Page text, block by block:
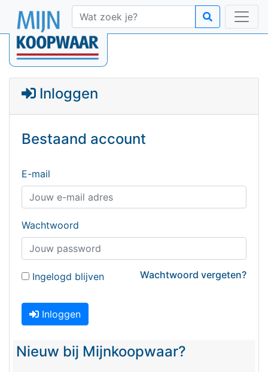
Inloggen
Bestaand account
E-mail
Wachtwoord
Wachtwoord vergeten?
Ingelogd blijven
Inloggen
Nieuw bij Mijnkoopwaar?